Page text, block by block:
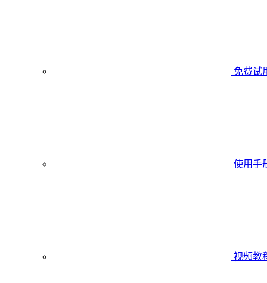
免费试
使用手
视频教